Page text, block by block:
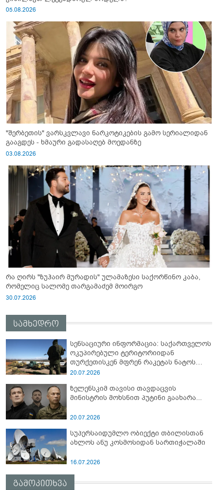
05.08.2026
"შერბეთის" ვარსკვლავი ნარკოტიკების გამო სერიალიდან
გააგდეს - ხმაური გადასაღებ მოედანზე
03.08.2026
რა ღირს "ზუჰაირ მურადის" ულამაზესი საქორწინო კაბა,
რომელიც სალომე თარგამაძემ მოირგო
30.07.2026
სამხედრო
სენსაციური ინფორმაცია: საქართველოს
ოკუპირებული ტერიტორიიდან
თურქეთისკენ მფრენ რაკეტას ნატოს
სამიტი კინაღამ ჩაუშლია
20.07.2026
ზელენსკიმ თავისი თავდაცვის
მინისტრის მოხსნით პუტინი გაახარა...
20.07.2026
სუპერსაიდუმლო ობიექტი თბილისთან
ახლოს ანუ კოსმოსიდან სართიჭალაში
16.07.2026
გამოკითხვა